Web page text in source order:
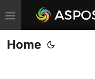
ナ
ビ
ゲ
Home